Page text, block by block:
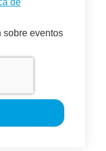
de
sobre eventos